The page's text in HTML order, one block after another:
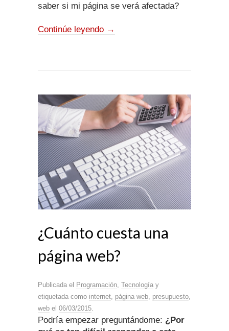
saber si mi página se verá afectada?
Continúe leyendo →
¿Cuánto cuesta una
página web?
Publicada el Programación Tecnología y
etiquetada como internet página web presupuesto
web el 06/03/2015
Podría empezar preguntándome: ¿Por